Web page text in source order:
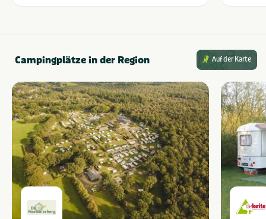
Campingplätze in der Region Auf der Karte